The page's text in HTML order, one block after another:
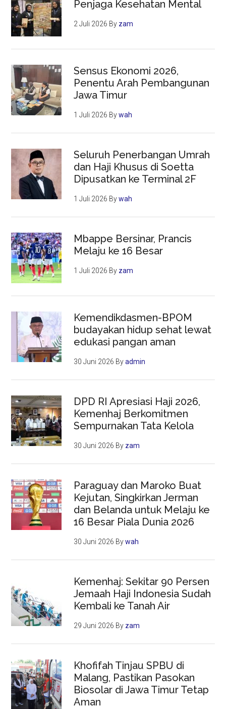
Penjaga Kesehatan Mental
2 Juli 2026 By zam
Sensus Ekonomi 2026,
Penentu Arah Pembangunan
Jawa Timur
1 Juli 2026 Bywah
Seluruh Penerbangan Umrah
dan Haji Khusus di Soetta
Dipusatkan ke Terminal 2F
1 Juli 2026 Bywah
Mbappe Bersinar, Prancis
Melaju ke 16 Besar
1 Juli 2026 By zam
Kemendikdasmen-BPOM
budayakan hidup sehat lewat
edukasi pangan aman
30 Juni 2026 Byadmin
DPD RI Apresiasi Haji 2026,
Kemenhaj Berkomitmen
Sempurnakan Tata Kelola
30 Juni 2026 By zam
Paraguay dan Maroko Buat
Kejutan, Singkirkan Jerman
dan Belanda untuk Melaju ke
16 Besar Piala Dunia 2026
30 Juni 2026 Bywah
Kemenhaj: Sekitar 90 Persen
Jemaah Haji Indonesia Sudah
Kembali ke Tanah Air
29 Juni 2026 By zam
Khofifah Tinjau SPBU di
Malang, Pastikan Pasokan
Biosolar di Jawa Timur Tetap
Aman